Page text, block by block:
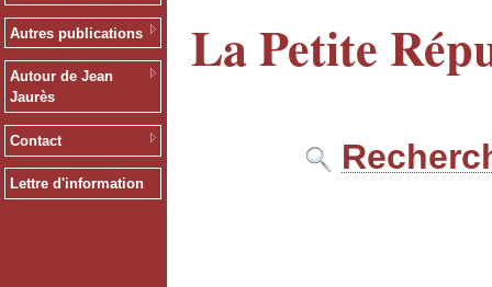
Autres publications
Autour de Jean
Jaurès
Contact
Lettre d'information
La Petite